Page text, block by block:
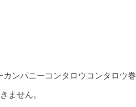
ンパニーコンタロウコンタロウ巻
ません。